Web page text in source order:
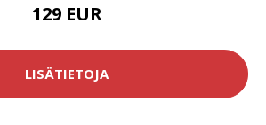
129 EUR
LISÄTIETOJA